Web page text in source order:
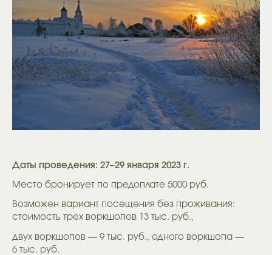
Даты проведения: 27–29 января 2023 г.
Место бронирует по предоплате 5000 руб.
Возможен вариант посещения без проживания:
стоимость трех воркшопов 13 тыс. руб.,
двух воркшопов — 9 тыс. руб., одного воркшопа —
6 тыс. руб.